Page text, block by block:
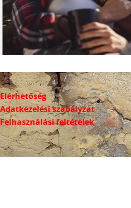
Elérhetőség
Adatkezelési szabályzat
Felhasználási feltételek